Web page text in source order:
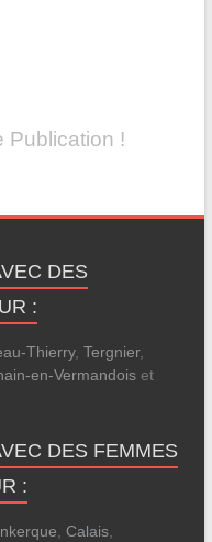
Publication !
DES
:
Thierry, Tergnier,
en-Vermandoiset
DES FEMMES
:
, Calais,